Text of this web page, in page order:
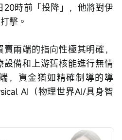
時前「投降」，他將對伊
擊。
兩端的指向性極其明確，
備和上游舊核能進行無情
，資金猶如精確制導的導
AI（物理世界AI/具身智